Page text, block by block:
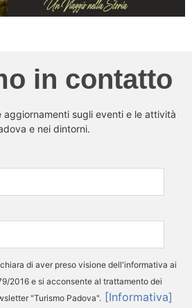
in contatto
sugli eventi e le attività
e nei dintorni.
di aver preso visione dell'informativa ai
2016 e si acconsente al trattamento dei
"Turismo Padova". [Informativa]